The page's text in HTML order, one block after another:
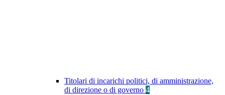
Titolari di incarichi politici, di amministrazione,
di direzione o di governo 4